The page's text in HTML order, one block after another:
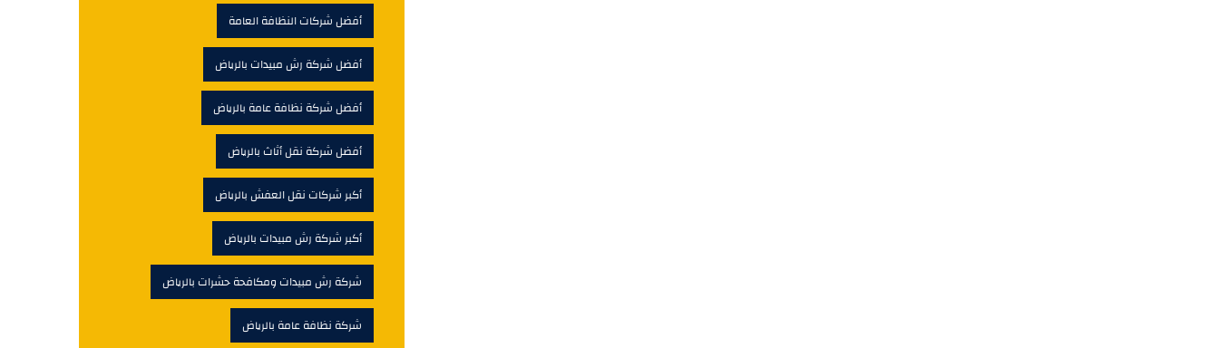
أفضل شركات النظافة العامة
أفضل شركة رش مبيدات بالرياض
أفضل شركة نظافة عامة بالرياض
أفضل شركة نقل أثاث بالرياض
أكبر شركات نقل العفش بالرياض
أكبر شركة رش مبيدات بالرياض
شركة رش مبيدات ومكافحة حشرات بالرياض
شركة نظافة عامة بالرياض